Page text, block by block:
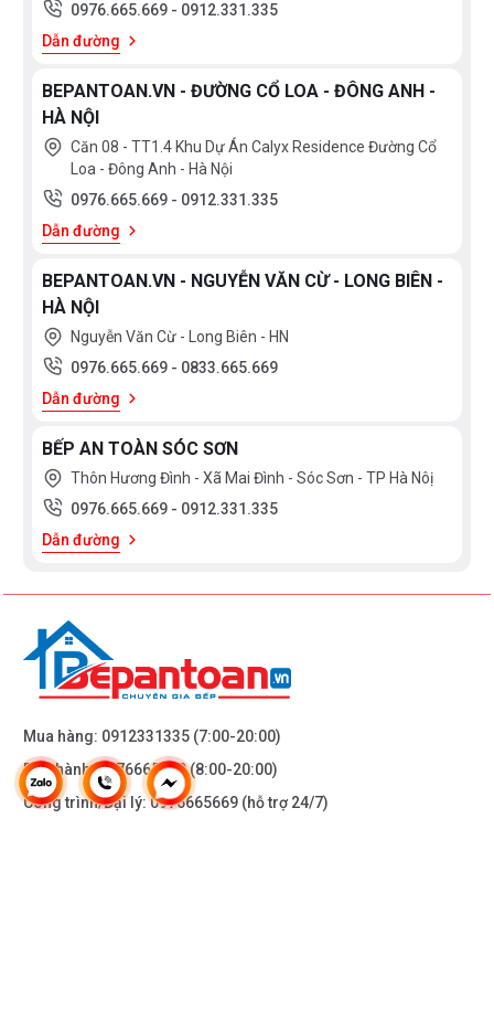
0976.665.669 - 0912.331.335
Dẫn đường
BEPANTOAN.VN - ĐƯỜNG CỔ LOA - ĐÔNG ANH -
HÀ NỘI
Căn 08 - TT1.4 Khu Dự Án Calyx Residence Đường Cổ
Loa - Đông Anh - Hà Nội
0976.665.669 - 0912.331.335
Dẫn đường
BEPANTOAN.VN - NGUYỄN VĂN CỪ - LONG BIÊN -
HÀ NỘI
Nguyễn Văn Cừ - Long Biên - HN
0976.665.669 - 0833.665.669
Dẫn đường
BẾP AN TOÀN SÓC SƠN
Thôn Hương Đình - Xã Mai Đình - Sóc Sơn - TP Hà Nôị
0976.665.669 - 0912.331.335
Dẫn đường
Mua hàng: 0912331335 (7:00-20:00)
Bảo hành:0976665669(8:00-20:00)
Công trình/Đại lý:0976665669 (hỗ trợ 24/7)